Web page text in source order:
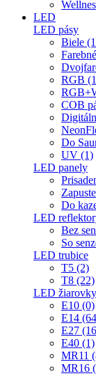
LED
LED pásy
Biele
RGB
COB
Do
UV (1)
LED panely
Do
LED
Bez
So
LED trubice
T5 (2)
T8 (22)
LED žiarovky
E10 (0)
E14
E27
E40 (1)
MR11
MR16